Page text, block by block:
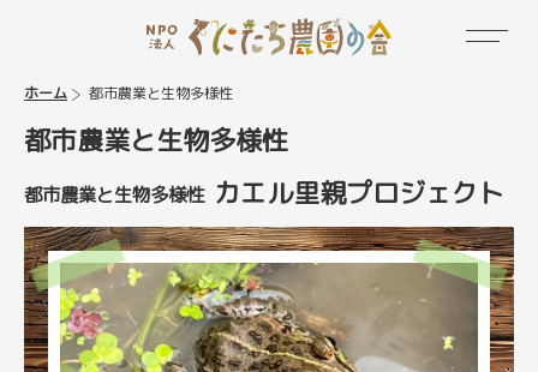
ホーム 都市農業と生物多様性
都市農業と生物多様性
都市農業と生物多様性 カエル里親プロジェクト